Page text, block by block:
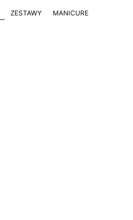
ZESTAWY MANICURE